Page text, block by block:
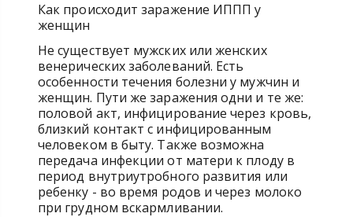
Как происходит заражение ИППП у
женщин
Не существует мужских или женских
венерических заболеваний. Есть
особенности течения болезни у мужчин и
женщин. Пути же заражения одни и те же:
половой акт, инфицирование через кровь,
близкий контакт с инфицированным
человеком в быту. Также возможна
передача инфекции от матери к плоду в
период внутриутробного развития или
ребенку - во время родов и через молоко
при грудном вскармливании.